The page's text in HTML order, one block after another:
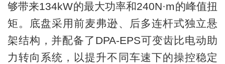
够带来134kW的最大功率和240N·m的峰值扭
矩。底盘采用前麦弗逊、后多连杆式独立悬
架结构，并配备了DPA-EPS可变齿比电动助
力转向系统，以提升不同车速下的操控稳定